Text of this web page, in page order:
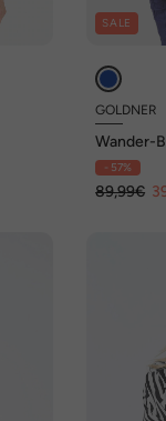
SALE
GOLDNER
Wander-
Qualität
- 57%
89,99€